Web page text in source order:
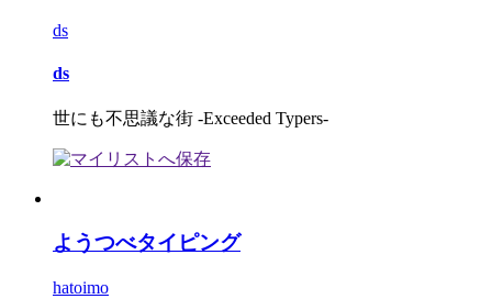
ds
ds
世にも不思議な街 -Exceeded Typers-
ようつべタイピング
hatoimo